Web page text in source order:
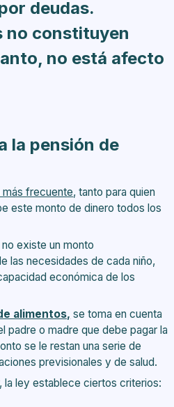
deudas.
no constituyen
no está afecto
la pensión de
más frecuente, tanto para quien
este monto de dinero todos los
existe un monto
las necesidades de cada niño,
económica de los
alimentos, se toma en cuenta
padre o madre que debe pagar la
se le restan una serie de
previsionales y de salud.
la ley establece ciertos criterios: